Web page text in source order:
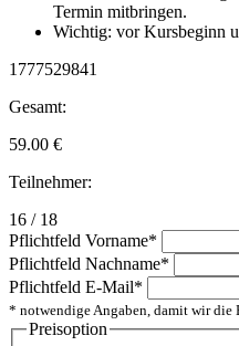
Termin mitbringen.
Wichtig: vor Kursbeginn
1777529841
Gesamt:
59.00 €
Teilnehmer:
16 / 18
Pflichtfeld Vorname*
Pflichtfeld Nachname*
Pflichtfeld E-Mail*
* notwendige Angaben, damit wir
Preisoption